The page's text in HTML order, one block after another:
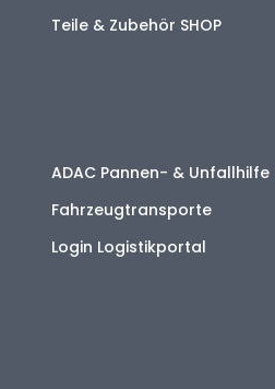
Teile & Zubehör SHOP
ADAC Pannen- & Unfallhilfe
Fahrzeugtransporte
Login Logistikportal